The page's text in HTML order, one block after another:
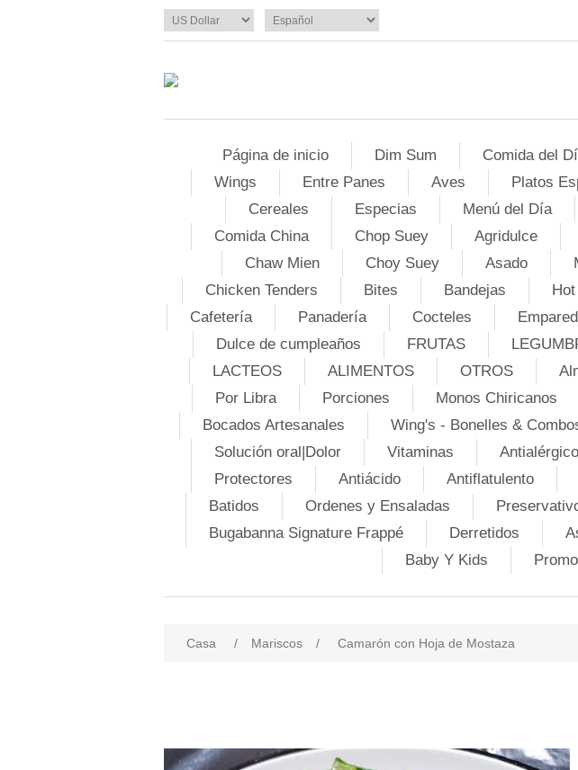
Página de inicio Dim Sum Comida del
Wings
Entre Panes Aves Platos
Cereales
Especias Menú del Día
Comida China
Chop Suey Agridulce
Chaw Mien
Choy Suey Asado
Chicken Tenders
Bites Bandejas
Cafetería
Panadería Cocteles
Dulce de cumpleaños
FRUTAS
LACTEOS
ALIMENTOS OTROS
Por Libra
Porciones Monos Chiricanos
Bocados Artesanales
Wing's - Bonelles &
Solución oral|Dolor
Vitaminas Antialérgico
Protectores
Antiácido Antiflatulento
Batidos
Ordenes y Ensaladas
Bugabanna Signature Frappé
Derretidos
Baby Y Kids
Casa / Mariscos / Camarón con Hoja de Mostaza